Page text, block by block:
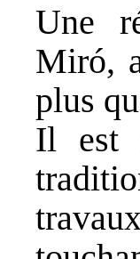
Une
Miró,
plus
Il est